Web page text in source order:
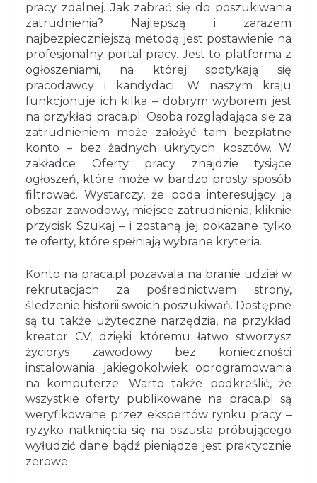
pracy zdalnej. Jak zabrać się do poszukiwania
zatrudnienia? Najlepszą i zarazem
najbezpieczniejszą metodą jest postawienie na
profesjonalny portal pracy. Jest to platforma z
ogłoszeniami, na której spotykają się
pracodawcy i kandydaci. W naszym kraju
funkcjonuje ich kilka – dobrym wyborem jest
na przykład praca.pl. Osoba rozglądająca się za
zatrudnieniem może założyć tam bezpłatne
konto – bez żadnych ukrytych kosztów. W
zakładce Oferty pracy znajdzie tysiące
ogłoszeń, które może w bardzo prosty sposób
filtrować. Wystarczy, że poda interesujący ją
obszar zawodowy, miejsce zatrudnienia, kliknie
przycisk Szukaj – i zostaną jej pokazane tylko
te oferty, które spełniają wybrane kryteria.
Konto na praca.pl pozawala na branie udział w
rekrutacjach za pośrednictwem strony,
śledzenie historii swoich poszukiwań. Dostępne
są tu także użyteczne narzędzia, na przykład
kreator CV, dzięki któremu łatwo stworzysz
życiorys zawodowy bez konieczności
instalowania jakiegokolwiek oprogramowania
na komputerze. Warto także podkreślić, że
wszystkie oferty publikowane na praca.pl są
weryfikowane przez ekspertów rynku pracy –
ryzyko natknięcia się na oszusta próbującego
wyłudzić dane bądź pieniądze jest praktycznie
zerowe.